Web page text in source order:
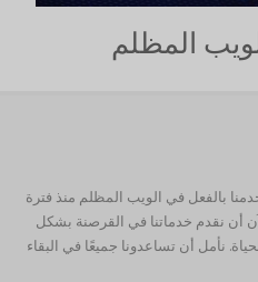
المظلم
بالفعل في الويب المظلم منذ فترة
أن نقدم خدماتنا في القرصنة بشكل
نأمل أن تساعدونا جميعًا في البقاء